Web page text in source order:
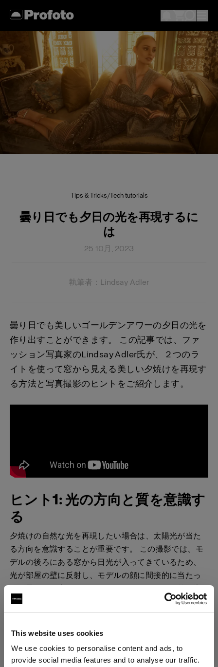
This website uses cookies
We use cookies to personalise content and ads, to
provide social media features and to analyse our traffic.
Tips & Tricks/Tech tutorials
曇り日でも夕日の光を再現するに
は
25 10月, 2023
執筆者：Lindsay Adler
曇り日でも美しいゴールデンアワーの夕日の光を
作り出すことができます。 この記事では、ファ
ッション写真家のLindsay Adler氏が、２つのラ
イトを使って窓から見える美しい夕焼けを再現す
る方法と写真撮影のヒントをご紹介します。
ヒント1: 光の方向と質を意識す
る
夕焼けの自然な光を再現したい場合は、太陽光が当た
る方向を意識することが重要です。 この撮影では、モ
デルの後ろにある窓から日光が入ってきているため、
光が部屋の壁に反射し、モデルの顔に間接的に当たっ
て、柔らかく広がっています。また、ドアから差し込
む直射日光の効果を再現するためには、Profoto D2 を
１台、ハードライトとして使用しました。２台目の D2
ました。